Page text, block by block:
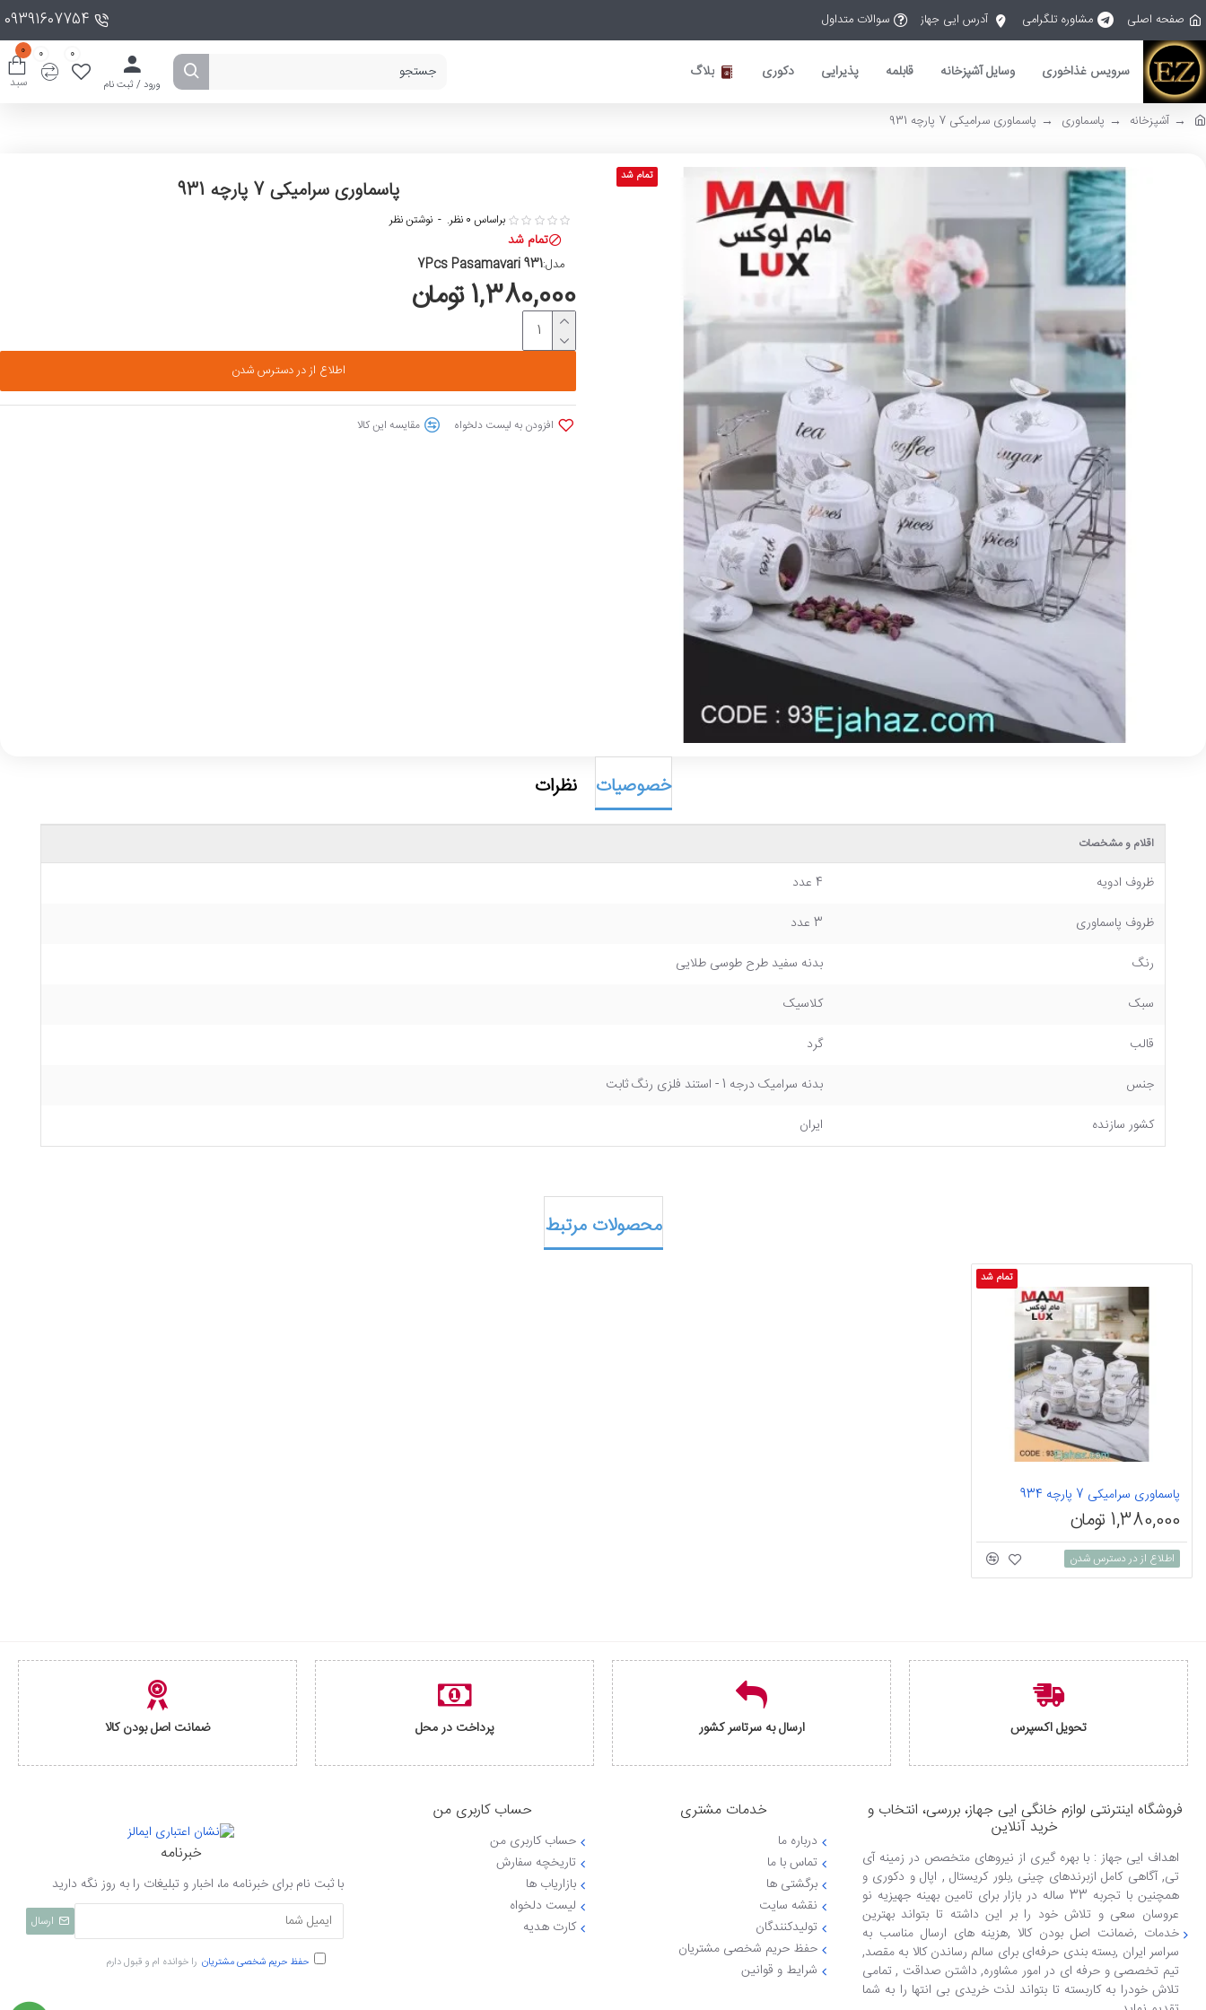
صفحه اصلی مشاوره تلگرامی آدرس ایی جهاز سوالات متداول 09391607754
سرویس غذاخوری وسایل آشپزخانه قابلمه پذیرایی دکوری بلاگ
ورود / ثبت نام
0
0
سبد
0
آشپزخانه پاسماوری پاسماوری سرامیکی 7 پارچه 931
تمام شد پاسماوری سرامیکی 7 پارچه 931
تمام شد
مدل:7Pcs Pasamavari 931
براساس 0 نظر. - نوشتن نظر
1,380,000 تومان
اطلاع از در دسترس شدن
افزودن به لیست دلخواه مقایسه این کالا
خصوصیات نظرات
اقلام و مشخصات
ظروف ادویه
4 عدد
ظروف پاسماوری
3 عدد
رنگ
بدنه سفید طرح طوسی طلایی
سبک
کلاسیک
قالب
گرد
جنس
بدنه سرامیک درجه 1 - استند فلزی رنگ ثابت
کشور سازنده
ایران
محصولات مرتبط
تمام شد
پاسماوری سرامیکی 7 پارچه 934
1,380,000 تومان
اطلاع از در دسترس شدن
تحویل اکسپرس ارسال به سرتاسر کشور پرداخت در محل ضمانت اصل بودن کالا
فروشگاه اینترنتی لوازم خانگی ایی جهاز، بررسی، انتخاب و
خرید آنلاین
اهداف ایی جهاز : با بهره گیری از نیروهای متخصص در زمینه آی
تی, آگاهی کامل ازبرندهای چینی ,بلور کریستال , اپال و دکوری و
همچنین با تجربه 33 ساله در بازار برای تامین بهینه جهیزیه نو
عروسان سعی و تلاش خود را بر این داشته تا بتواند بهترین
خدمات ,ضمانت اصل بودن کالا ,هزینه های ارسال مناسب به
سراسر ایران ,بسته بندی حرفه‌ای برای سالم رساندن کالا به مقصد,
تیم تخصصی و حرفه ای در امور مشاوره, داشتن صداقت , تمامی
تلاش خودرا به کاربسته تا بتواند لذت خریدی بی انتها را به شما
خدمات مشتری
درباره ما
تماس با ما
برگشتی ها
نقشه سایت
تولیدکنندگان
حفظ حریم شخصی مشتریان
شرایط و قوانین
حساب کاربری من
حساب کاربری من
تاریخچه سفارش
بازاریاب ها
لیست دلخواه
کارت هدیه
خبرنامه
با ثبت نام برای خبرنامه ما، اخبار و تبلیغات را به روز نگه دارید
ارسال
حفظ حریم شخصی مشتریان را خوانده ام و قبول دارم